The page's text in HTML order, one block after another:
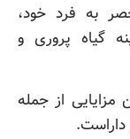
به فرد خود،
گیاه پروری و
مزایایی از جمله
داراست.